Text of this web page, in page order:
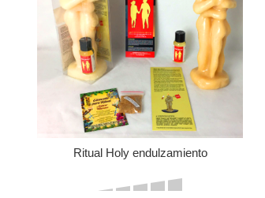
Ritual Holy endulzamiento